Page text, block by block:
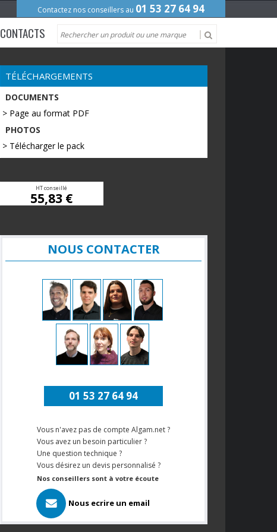
Contactez nos conseillers au 01 53 27 64 94
CONTACTS
TÉLÉCHARGEMENTS
DOCUMENTS
> Page au format PDF
PHOTOS
> Télécharger le pack
HT conseillé
55,83 €
NOUS CONTACTER
01 53 27 64 94
Vous n'avez pas de compte Algam.net ?
Vous avez un besoin particulier ?
Une question technique ?
Vous désirez un devis personnalisé ?
Nos conseillers sont à votre écoute
Nous ecrire un email